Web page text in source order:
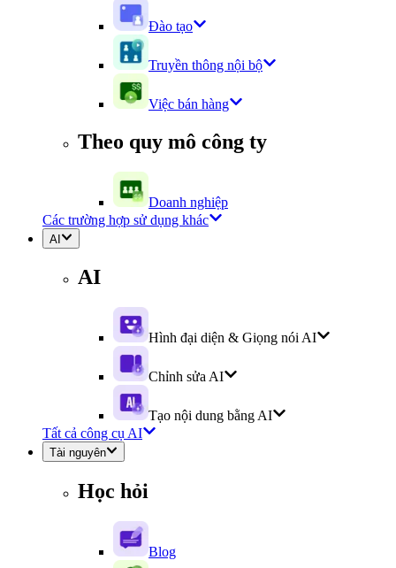
Đào tạo
Truyền thông nội bộ
Việc bán hàng
Theo quy mô công ty
Doanh nghiệp
Các trường hợp sử dụng khác
AI
AI
Hình đại diện & Giọng nói AI
Chỉnh sửa AI
Tạo nội dung bằng AI
Tất cả công cụ AI
Tài nguyên
Học hỏi
Blog